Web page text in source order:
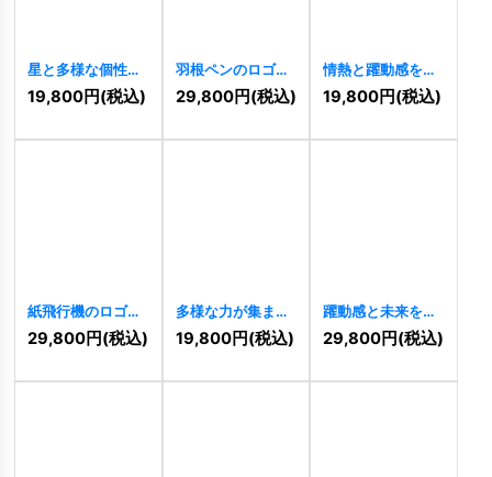
星と多様な個性の
ロゴ[8658]
19,800円(税込)
羽根ペンのロゴ
[8645]
29,800円(税込)
情熱と躍動感を纏
うNのロゴ
8634 ]
19,800円(税込)
紙飛行機のロゴ
[8595]
29,800円(税込)
多様な力が集ま
り、未来を創造す
る花のロゴ [8516]
19,800円(税込)
躍動感と未来を象
徴する、Kのロゴ
8464
29,800円(税込)